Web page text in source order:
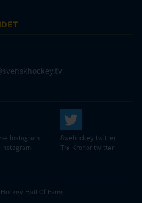
Instagram
Swehockey twitter
Tre Kronor twitter
Hockey Hall Of Fame